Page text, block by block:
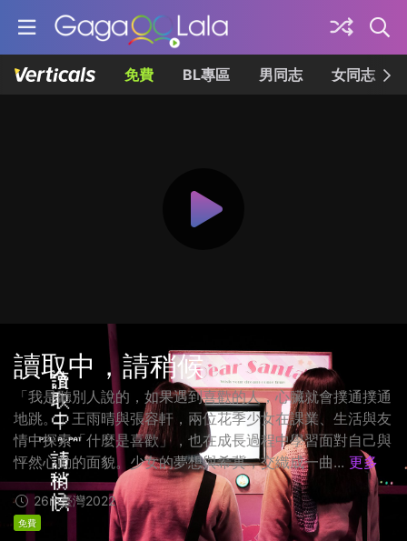
免費 BL專區 男同志 女同志
讀取中，請稍候
「我是聽別⼈說的，如果遇到喜歡的⼈，⼼臟就會撲通撲通
地跳。」王雨晴與張容軒，兩位花季少女在課業、⽣活與友
情中探索「什麼是喜歡」，也在成長過程中學習⾯對⾃⼰與
怦然⼼動的⾯貌。少女的夢想與希冀，交織成⼀曲... 更多
26m臺灣2022
免費